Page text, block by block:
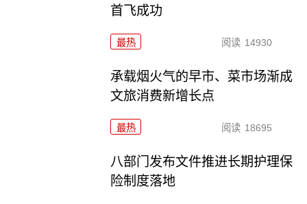
首飞成功
最热 阅读 14930
承载烟火气的早市、菜市场渐成
文旅消费新增长点
最热 阅读 18695
八部门发布文件推进长期护理保
险制度落地